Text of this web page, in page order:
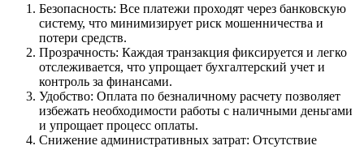
Безопасность: Все платежи проходят через банковскую
систему, что минимизирует риск мошенничества и
потери средств.
Прозрачность: Каждая транзакция фиксируется и легко
отслеживается, что упрощает бухгалтерский учет и
контроль за финансами.
Удобство: Оплата по безналичному расчету позволяет
избежать необходимости работы с наличными деньгами
и упрощает процесс оплаты.
Снижение административных затрат: Отсутствие